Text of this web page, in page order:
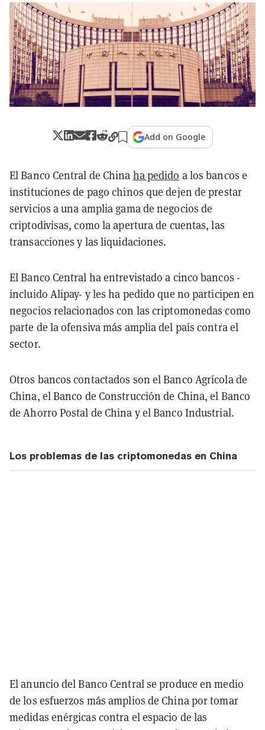
Add on Google
El Banco Central de China ha pedido a los bancos e
instituciones de pago chinos que dejen de prestar
servicios a una amplia gama de negocios de
criptodivisas, como la apertura de cuentas, las
transacciones y las liquidaciones.
El Banco Central ha entrevistado a cinco bancos -
incluido Alipay- y les ha pedido que no participen en
negocios relacionados con las criptomonedas como
parte de la ofensiva más amplia del país contra el
sector.
Otros bancos contactados son el Banco Agrícola de
China, el Banco de Construcción de China, el Banco
de Ahorro Postal de China y el Banco Industrial.
Los problemas de las criptomonedas en China
El anuncio del Banco Central se produce en medio
de los esfuerzos más amplios de China por tomar
medidas enérgicas contra el espacio de las